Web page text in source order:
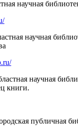
научная
научная
научная
книги.
публичная